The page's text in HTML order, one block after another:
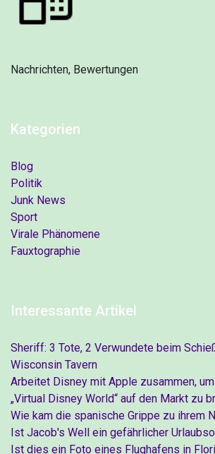
Nachrichten, Bewertungen
Kategorien
Blog
Politik
Junk News
Sport
Virale Phänomene
Fauxtographie
Interessante Artikel
Sheriff: 3 Tote, 2 Verwundete beim
Wisconsin Tavern
Arbeitet Disney mit Apple zusammen,
„Virtual Disney World“ auf den Markt zu
Wie kam die spanische Grippe zu ihrem
Ist Jacob's Well ein gefährlicher
Ist dies ein Foto eines Flughafens in